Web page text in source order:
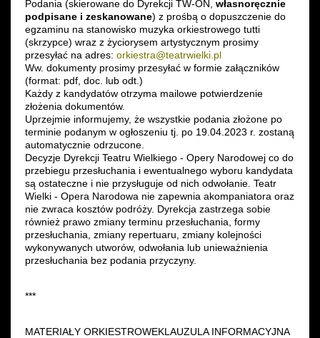
Podania (skierowane do Dyrekcji TW-ON, własnoręcznie
podpisane i zeskanowane) z prośbą o dopuszczenie do
egzaminu na stanowisko muzyka orkiestrowego tutti
(skrzypce) wraz z życiorysem artystycznym prosimy
przesyłać na adres: orkiestra@teatrwielki.pl
Ww. dokumenty prosimy przesyłać w formie załączników
(format: pdf, doc. lub odt.)
Każdy z kandydatów otrzyma mailowe potwierdzenie
złożenia dokumentów.
Uprzejmie informujemy, że wszystkie podania złożone po
terminie podanym w ogłoszeniu tj. po 19.04.2023 r. zostaną
automatycznie odrzucone.
Decyzje Dyrekcji Teatru Wielkiego - Opery Narodowej co do
przebiegu przesłuchania i ewentualnego wyboru kandydata
są ostateczne i nie przysługuje od nich odwołanie. Teatr
Wielki - Opera Narodowa nie zapewnia akompaniatora oraz
nie zwraca kosztów podróży. Dyrekcja zastrzega sobie
również prawo zmiany terminu przesłuchania, formy
przesłuchania, zmiany repertuaru, zmiany kolejności
wykonywanych utworów, odwołania lub unieważnienia
przesłuchania bez podania przyczyny.
***
MATERIAŁY ORKIESTROWEKLAUZULA INFORMACYJNA